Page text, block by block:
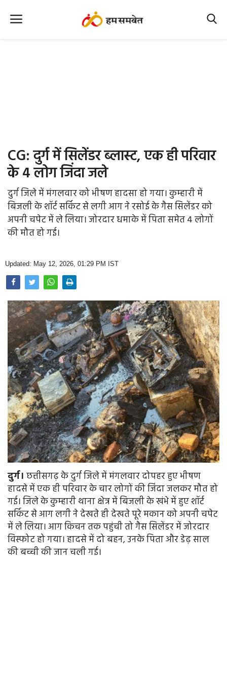
Office Office
Farm & Food
Opinion
Photo Gallery
Home
CG: दुर्ग में सिलेंडर ब्लास्ट, एक ही परिवार
के 4 लोग जिंदा जले
दुर्ग जिले में मंगलवार को भीषण हादसा हो गया। कुम्हारी में
बिजली के शॉर्ट सर्किट से लगी आग ने रसोई के गैस सिलेंडर को
अपनी चपेट में ले लिया। जोरदार धमाके में पिता समेत 4 लोगों
की मौत हो गई।
Updated: May 12, 2026, 01:29 PM IST
दुर्ग। छत्तीसगढ़ के दुर्ग जिले में मंगलवार दोपहर हुए भीषण
हादसे में एक ही परिवार के चार लोगों की जिंदा जलकर मौत हो
गई। जिले के कुम्हारी थाना क्षेत्र में बिजली के खंभे में हुए शॉर्ट
सर्किट से आग लगी ने देखते ही देखते पूरे मकान को अपनी चपेट
में ले लिया। आग किचन तक पहुंची तो गैस सिलेंडर में जोरदार
विस्फोट हो गया। हादसे में दो बहन, उनके पिता और डेढ़ साल
की बच्ची की जान चली गई।